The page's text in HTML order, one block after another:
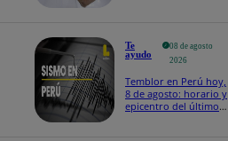
Te
ayudo
08 de agosto
2026
Temblor en Perú hoy,
8 de agosto: horario y
epicentro del último